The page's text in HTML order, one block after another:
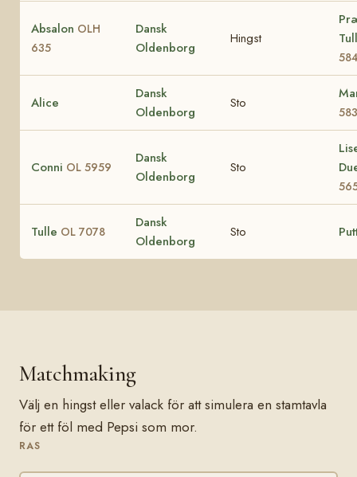
Absalon OLH
635
Dansk
Oldenborg
Hingst
Alice
Dansk
Oldenborg
Sto
Conni OL 5959
Dansk
Oldenborg
Sto
Tulle OL 7078
Dansk
Oldenborg
Sto
Matchmaking
Välj en hingst eller valack för att simulera en stamtavla
för ett föl med Pepsi som mor.
RAS